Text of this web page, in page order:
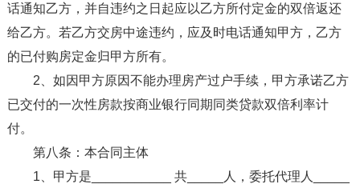
话通知乙方，并自违约之日起应以乙方所付定金的双倍返还
给乙方。若乙方交房中途违约，应及时电话通知甲方，乙方
的已付购房定金归甲方所有。
2、如因甲方原因不能办理房产过户手续，甲方承诺乙方
已交付的一次性房款按商业银行同期同类贷款双倍利率计
付。
第八条：本合同主体
1、甲方是___________ 共_____人，委托代理人_____